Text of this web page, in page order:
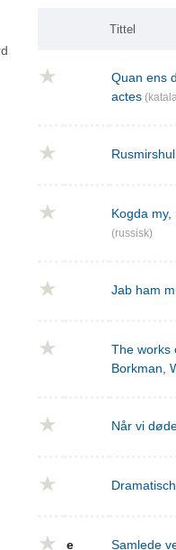
Tittel
Quan ens
actes
Kogda
(russisk)
Jab ham
The works
Borkman,
Når vi
e Samlede